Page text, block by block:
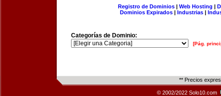
Registro de Dominios| Web Hosting |
Dominios Expirados | Industrias |
Categorías de Dominio:
[Pág.
** Precios
© 2002/2022 Solo10.com